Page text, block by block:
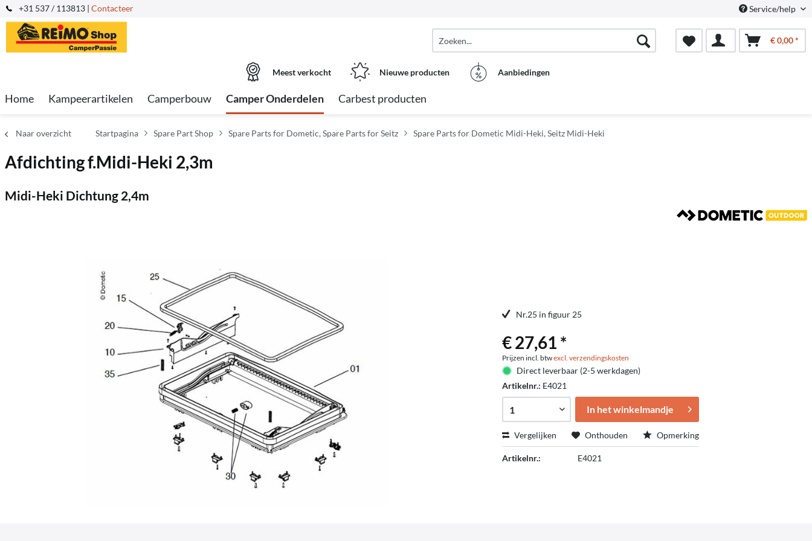
+31 537 / 113813 | Contacteer Service/help
€ 0,00 *
Meest verkocht Nieuwe producten Aanbiedingen
Home Kampeerartikelen Camperbouw Camper Onderdelen Carbest producten
Naar overzicht Startpagina Spare Part Shop Spare Parts for Dometic, Spare Parts for Seitz Spare Parts for Dometic Midi-Heki, Seitz Midi-Heki
Afdichting f.Midi-Heki 2,3m
Midi-Heki Dichtung 2,4m
Nr.25 in figuur 25
€ 27,61 *
Prijzen incl. btwexcl. verzendingskosten
Direct leverbaar (2-5 werkdagen)
Artikelnr.: E4021
In het winkelmandje
Vergelijken Onthouden Opmerking
Artikelnr.: E4021